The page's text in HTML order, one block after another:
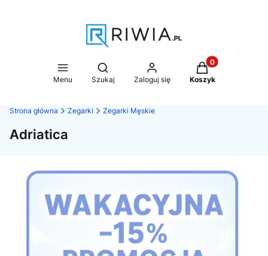
Menu
Otwórz wyszukiwarkę
Szukaj Zaloguj się
Produkty w
Koszyk
Strona główna Zegarki Zegarki Męskie
Adriatica